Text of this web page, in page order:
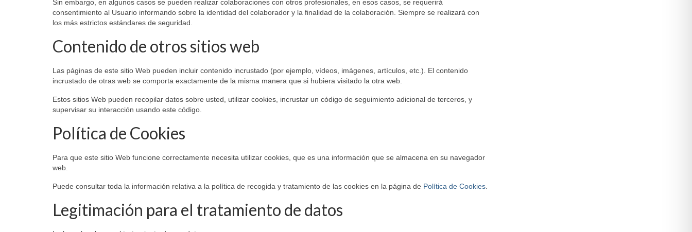
Sin embargo, en algunos casos se pueden realizar colaboraciones con otros profesionales, en esos casos, se requerirá
consentimiento al Usuario informando sobre la identidad del colaborador y la finalidad de la colaboración. Siempre se realizará con
los más estrictos estándares de seguridad.
Contenido de otros sitios web
Las páginas de este sitio Web pueden incluir contenido incrustado (por ejemplo, vídeos, imágenes, artículos, etc.). El contenido
incrustado de otras web se comporta exactamente de la misma manera que si hubiera visitado la otra web.
Estos sitios Web pueden recopilar datos sobre usted, utilizar cookies, incrustar un código de seguimiento adicional de terceros, y
supervisar su interacción usando este código.
Política de Cookies
Para que este sitio Web funcione correctamente necesita utilizar cookies, que es una información que se almacena en su navegador
web.
Puede consultar toda la información relativa a la política de recogida y tratamiento de las cookies en la página de Política de Cookies
Legitimación para el tratamiento de datos